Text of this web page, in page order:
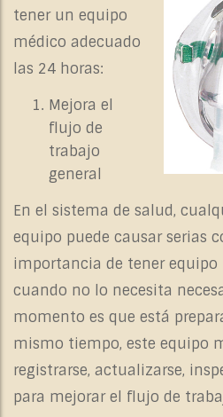
tener un equipo
médico adecuado
las 24 horas:
Mejora el
flujo de
trabajo
general
En el sistema de salud,
equipo puede causar serias
importancia de tener
cuando no lo necesita
momento es que está
mismo tiempo, este equipo
registrarse, actualizarse,
para mejorar el flujo de